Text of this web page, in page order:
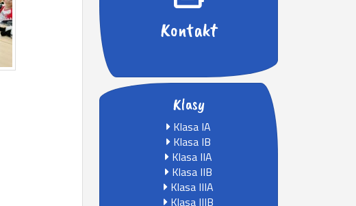
Kontakt
Klasy
Klasa IA
Klasa IB
Klasa IIA
Klasa IIB
Klasa IIIA
Klasa IIIB